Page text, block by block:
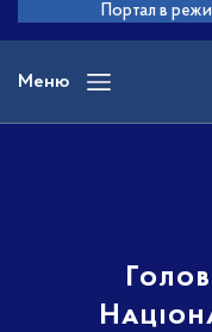
основного
вмісту
Портал в
Меню